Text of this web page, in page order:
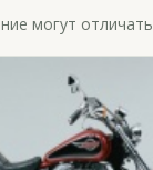
могут